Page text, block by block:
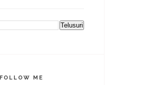
FOLLOW ME